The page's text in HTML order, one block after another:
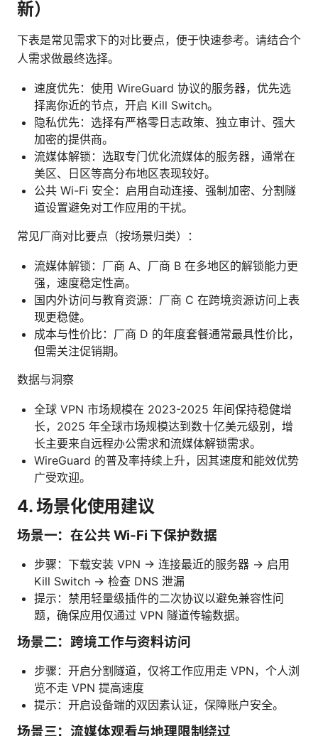
新）
下表是常见需求下的对比要点，便于快速参考。请结合个
人需求做最终选择。
速度优先：使用 WireGuard 协议的服务器，优先选
择离你近的节点，开启 Kill Switch。
隐私优先：选择有严格零日志政策、独立审计、强大
加密的提供商。
流媒体解锁：选取专门优化流媒体的服务器，通常在
美区、日区等高分布地区表现较好。
公共 Wi-Fi 安全：启用自动连接、强制加密、分割隧
道设置避免对工作应用的干扰。
常见厂商对比要点（按场景归类）：
流媒体解锁：厂商 A、厂商 B 在多地区的解锁能力更
强，速度稳定性高。
国内外访问与教育资源：厂商 C 在跨境资源访问上表
现更稳健。
成本与性价比：厂商 D 的年度套餐通常最具性价比，
但需关注促销期。
数据与洞察
全球 VPN 市场规模在 2023-2025 年间保持稳健增
长，2025 年全球市场规模达到数十亿美元级别，增
长主要来自远程办公需求和流媒体解锁需求。
WireGuard 的普及率持续上升，因其速度和能效优势
广受欢迎。
4. 场景化使用建议
场景一：在公共 Wi-Fi 下保护数据
步骤：下载安装 VPN → 连接最近的服务器 → 启用
Kill Switch → 检查 DNS 泄漏
提示：禁用轻量级插件的二次协议以避免兼容性问
题，确保应用仅通过 VPN 隧道传输数据。
场景二：跨境工作与资料访问
步骤：开启分割隧道，仅将工作应用走 VPN，个人浏
览不走 VPN 提高速度
提示：开启设备端的双因素认证，保障账户安全。
场景三：流媒体观看与地理限制绕过